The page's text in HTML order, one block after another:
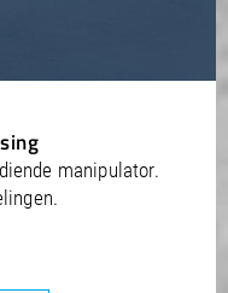
manipulator.